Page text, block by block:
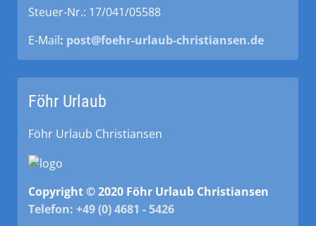
Steuer-Nr.: 17/041/05588
E-Mail: post@foehr-urlaub-christiansen.de
Föhr Urlaub
Föhr Urlaub Christiansen
Copyright © 2020 Föhr Urlaub Christiansen
Telefon: +49 (0) 4681 - 5426